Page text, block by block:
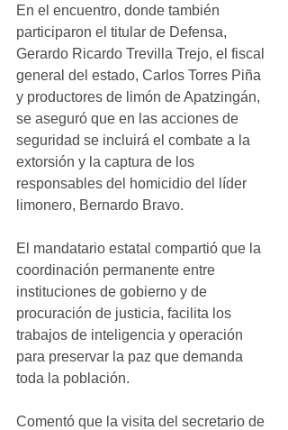
En el encuentro, donde también
participaron el titular de Defensa,
Gerardo Ricardo Trevilla Trejo, el fiscal
general del estado, Carlos Torres Piña
y productores de limón de Apatzingán,
se aseguró que en las acciones de
seguridad se incluirá el combate a la
extorsión y la captura de los
responsables del homicidio del líder
limonero, Bernardo Bravo.
El mandatario estatal compartió que la
coordinación permanente entre
instituciones de gobierno y de
procuración de justicia, facilita los
trabajos de inteligencia y operación
para preservar la paz que demanda
toda la población.
Comentó que la visita del secretario de